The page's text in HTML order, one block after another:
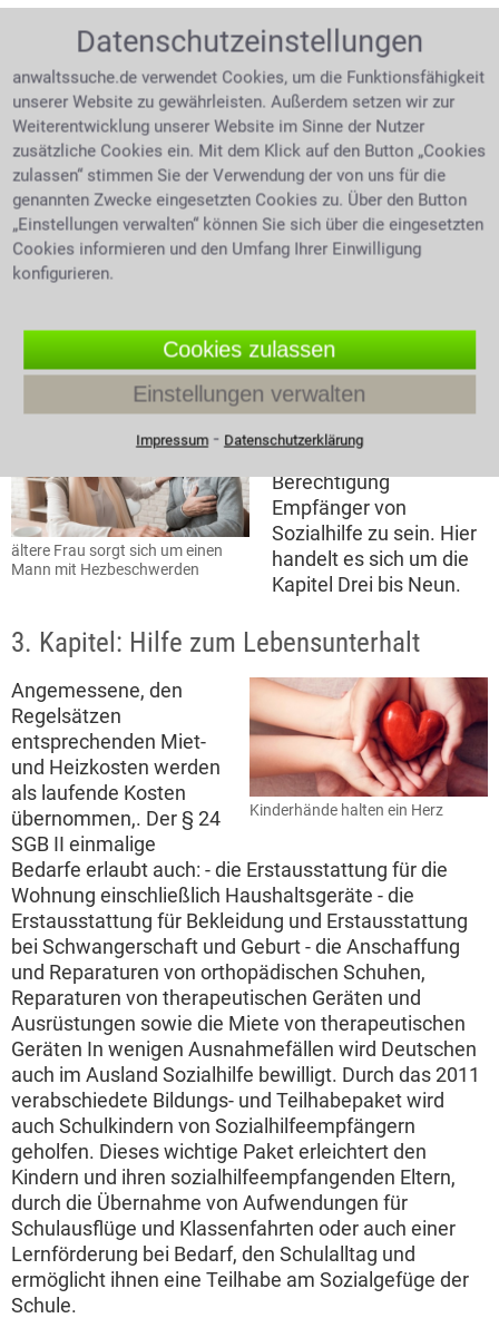
Wo stellt man Antrag auf Sozialhilfe?
Ärztin hilft älterem Mann auf
Gehhilfen zu stehen
Das Rathaus oder die
örtlichen Bürgerbüros
sind die richtigen
Ansprechpartner. Zur
Antragstellung sind
folgende Unterlagen
notwendig:
Einkommens- und
Vermögensnachweise, Mietbelege, Nachweise wie
Die sieben relevanten Kapitel des zwölften
Buches des SGB XII
ältere Frau sorgt sich um einen
Mann mit Hezbeschwerden
Unterschiedliche
Lebenslagen führen zur
Berechtigung
Empfänger von
Sozialhilfe zu sein. Hier
handelt es sich um die
Kapitel Drei bis Neun.
3. Kapitel: Hilfe zum Lebensunterhalt
Kinderhände halten ein Herz
Angemessene, den
Regelsätzen
entsprechenden Miet-
und Heizkosten werden
als laufende Kosten
übernommen,. Der § 24
SGB II einmalige
Bedarfe erlaubt auch: - die Erstausstattung für die
Wohnung einschließlich Haushaltsgeräte - die
Erstausstattung für Bekleidung und Erstausstattung
bei Schwangerschaft und Geburt - die Anschaffung
und Reparaturen von orthopädischen Schuhen,
Reparaturen von therapeutischen Geräten und
Ausrüstungen sowie die Miete von therapeutischen
Geräten In wenigen Ausnahmefällen wird Deutschen
auch im Ausland Sozialhilfe bewilligt. Durch das 2011
verabschiedete Bildungs- und Teilhabepaket wird
auch Schulkindern von Sozialhilfeempfängern
geholfen. Dieses wichtige Paket erleichtert den
Kindern und ihren sozialhilfeempfangenden Eltern,
durch die Übernahme von Aufwendungen für
Schulausflüge und Klassenfahrten oder auch einer
Lernförderung bei Bedarf, den Schulalltag und
ermöglicht ihnen eine Teilhabe am Sozialgefüge der
Schule.
Datenschutzeinstellungen
anwaltssuche.de verwendet Cookies, um die Funktionsfähigkeit
unserer Website zu gewährleisten. Außerdem setzen wir zur
Weiterentwicklung unserer Website im Sinne der Nutzer
zusätzliche Cookies ein. Mit dem Klick auf den Button „Cookies
zulassen“ stimmen Sie der Verwendung der von uns für die
genannten Zwecke eingesetzten Cookies zu. Über den Button
„Einstellungen verwalten“ können Sie sich über die eingesetzten
Cookies informieren und den Umfang Ihrer Einwilligung
konfigurieren.
Cookies zulassen
Einstellungen verwalten
Impressum⁃ Datenschutzerklärung